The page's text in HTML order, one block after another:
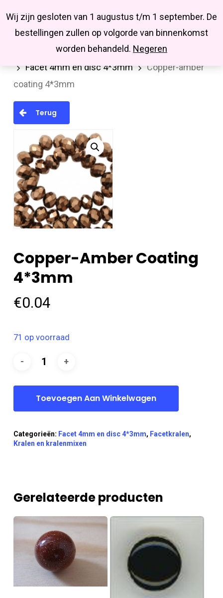
Wij zijn gesloten van 1 augustus t/m 1 september. De
bestellingen zullen op volgorde van binnenkomst
worden behandeld. Negeren
main
Missbluesieraden
searchaccount
Kralen en kralenmixen
Facetkralen
Facet 4mm en disc 4*3mm
Copper-amber
coating 4*3mm
Terug
Copper-Amber Coating
4*3mm
€0.04
71 op voorraad
Toevoegen Aan Winkelwagen
Categorieën: Facet 4mm en disc 4*3mm, Facetkralen,
Kralen en kralenmixen
Gerelateerde producten
Close